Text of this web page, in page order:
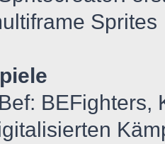
Sprites
BEFighters,